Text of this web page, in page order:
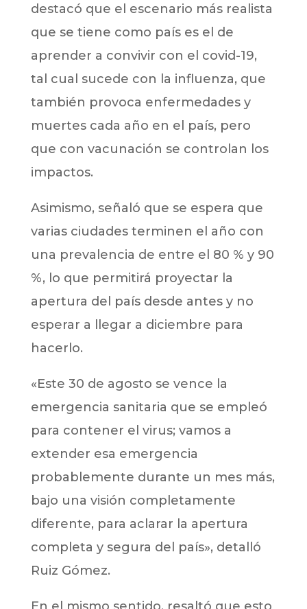
destacó que el escenario más realista
que se tiene como país es el de
aprender a convivir con el covid-19,
tal cual sucede con la influenza, que
también provoca enfermedades y
muertes cada año en el país, pero
que con vacunación se controlan los
impactos.
Asimismo, señaló que se espera que
varias ciudades terminen el año con
una prevalencia de entre el 80 % y 90
%, lo que permitirá proyectar la
apertura del país desde antes y no
esperar a llegar a diciembre para
hacerlo.
«Este 30 de agosto se vence la
emergencia sanitaria que se empleó
para contener el virus; vamos a
extender esa emergencia
probablemente durante un mes más,
bajo una visión completamente
diferente, para aclarar la apertura
completa y segura del país», detalló
Ruiz Gómez.